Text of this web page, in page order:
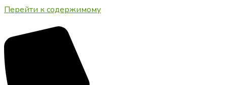
Перейти к содержимому